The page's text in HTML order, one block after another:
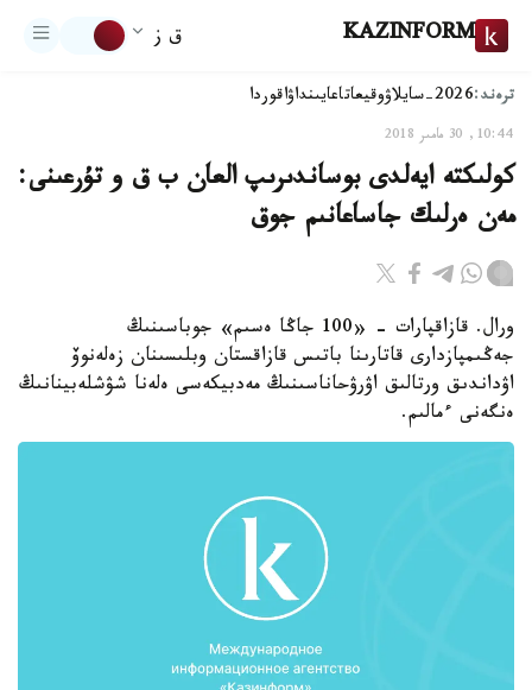
KAZINFORM ق ز
ترەند:2026-سايلاۋ وقيعاتاعايىنداۋاقوردا
10:44, 30 مامىر 2018
كولىكتە ايەلدى بوساندىرىپ العان ب ق و تۇرعىنى:
مەن ەرلىك جاساعانىم جوق
ورال. قازاقپارات - «100 جاڭا ەسىم» جوباسىنىڭ
جەڭىمپازدارى قاتارىنا باتىس قازاقستان وبلىسىنان زەلەنوۆ
اۋداندىق ورتالىق اۋرۋحاناسىنىڭ مەدبيكەسى ەلەنا شۋشلەبينانىڭ
ەنگەنى ءمالىم.